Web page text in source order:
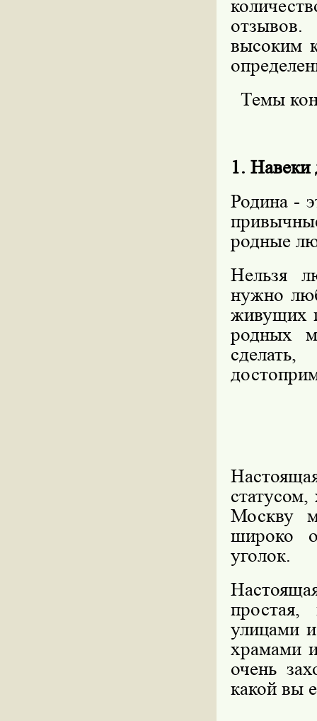
высоким
Темы
1. Навеки
Родина -
родные
Нельзя
нужно
живущих
родных
Москву
широко
уголок.
улицами
храмами
очень
какой вы